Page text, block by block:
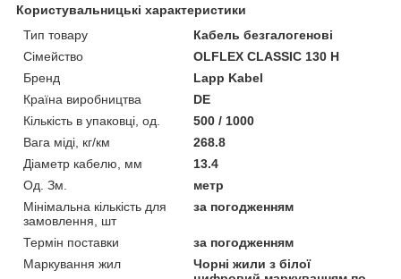
Користувальницькі характеристики
Тип товару
Кабель безгалогенові
Сімейство
OLFLEX CLASSIC 130 H
Бренд
Lapp Kabel
Країна виробництва
DE
Кількість в упаковці, од.
500 / 1000
Вага міді, кг/км
268.8
Діаметр кабелю, мм
13.4
Од. Зм.
метр
Мінімальна кількість для
замовлення, шт
за погодженням
Термін поставки
за погодженням
Маркування жил
Чорні жили з білої